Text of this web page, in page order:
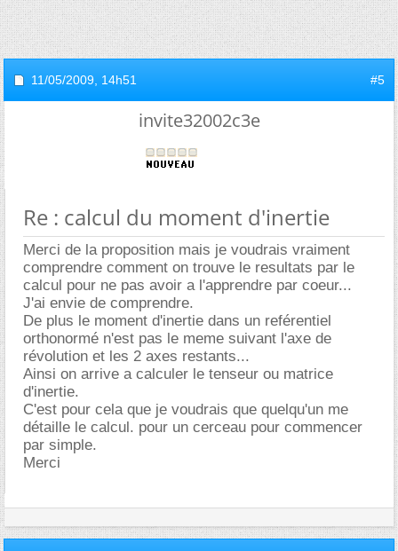
11/05/2009, 14h51 #5
invite32002c3e
Re : calcul du moment d'inertie
Merci de la proposition mais je voudrais vraiment
comprendre comment on trouve le resultats par le
calcul pour ne pas avoir a l'apprendre par coeur...
J'ai envie de comprendre.
De plus le moment d'inertie dans un reférentiel
orthonormé n'est pas le meme suivant l'axe de
révolution et les 2 axes restants...
Ainsi on arrive a calculer le tenseur ou matrice
d'inertie.
C'est pour cela que je voudrais que quelqu'un me
détaille le calcul. pour un cerceau pour commencer
par simple.
Merci